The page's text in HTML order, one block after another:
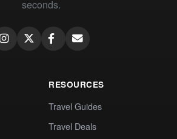
seconds.
RESOURCES
Travel Guides
Travel Deals